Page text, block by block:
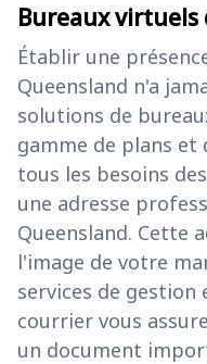
Bureaux virtuels
Établir une
Queensland n'a
solutions de
gamme de plans et
tous les besoins
une adresse
Queensland. Cette
l'image de votre
services de
courrier vous
un document